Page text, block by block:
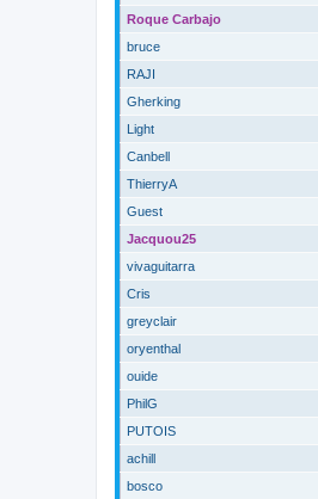
Roque Carbajo
bruce
RAJI
Gherking
Light
Canbell
ThierryA
Guest
Jacquou25
vivaguitarra
Cris
greyclair
oryenthal
ouide
PhilG
PUTOIS
achill
bosco